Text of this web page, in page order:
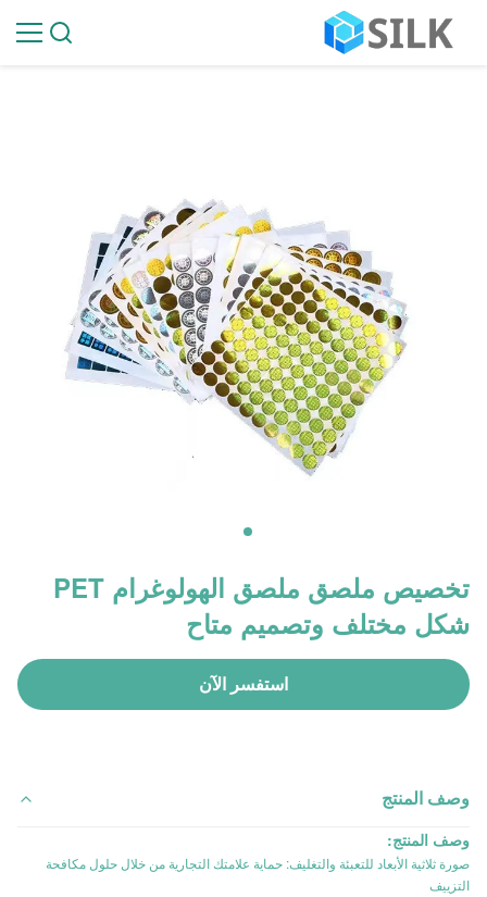
تخصيص ملصق ملصق الهولوغرام PET
شكل مختلف وتصميم متاح
استفسر الآن
وصف المنتج
وصف المنتج:
صورة ثلاثية الأبعاد للتعبئة والتغليف: حماية علامتك التجارية من خلال حلول مكافحة
التزييف